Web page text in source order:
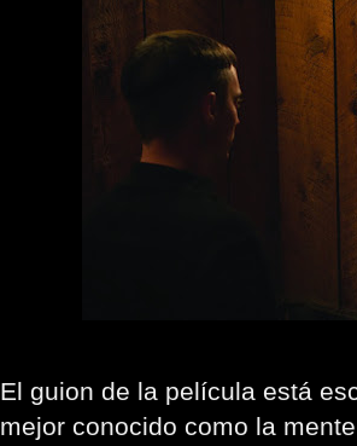
El guion de la película está
mejor conocido como la